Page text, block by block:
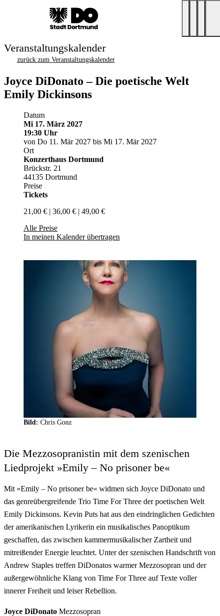
Veranstaltungskalender
zurück zum Veranstaltungskalender
Joyce DiDonato – Die poetische Welt
Emily Dickinsons
Datum
Mi 17. März 2027
19:30 Uhr
von Do 11. Mär 2027 bis Mi 17. Mär 2027
Ort
Konzerthaus Dortmund
Brückstr. 21
44135 Dortmund
Preise
Tickets
21,00 € | 36,00 € | 49,00 €
Alle Preise
In meinen Kalender übertragen
Bild: Chris Gonz
Die Mezzosopranistin mit dem szenischen
Liedprojekt »Emily – No prisoner be«
Mit »Emily – No prisoner be« widmen sich Joyce DiDonato und
das genreübergreifende Trio Time For Three der poetischen Welt
Emily Dickinsons. Kevin Puts hat aus den eindringlichen Gedichten
der amerikanischen Lyrikerin ein musikalisches Panoptikum
geschaffen, das zwischen kammermusikalischer Zartheit und
mitreißender Energie leuchtet. Unter der szenischen Handschrift von
Andrew Staples treffen DiDonatos warmer Mezzosopran und der
außergewöhnliche Klang von Time For Three auf Texte voller
innerer Freiheit und leiser Rebellion.
Joyce DiDonato Mezzosopran